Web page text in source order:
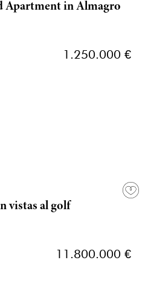
Apartment in Almagro
1.250.000 €
vistas al golf
11.800.000 €